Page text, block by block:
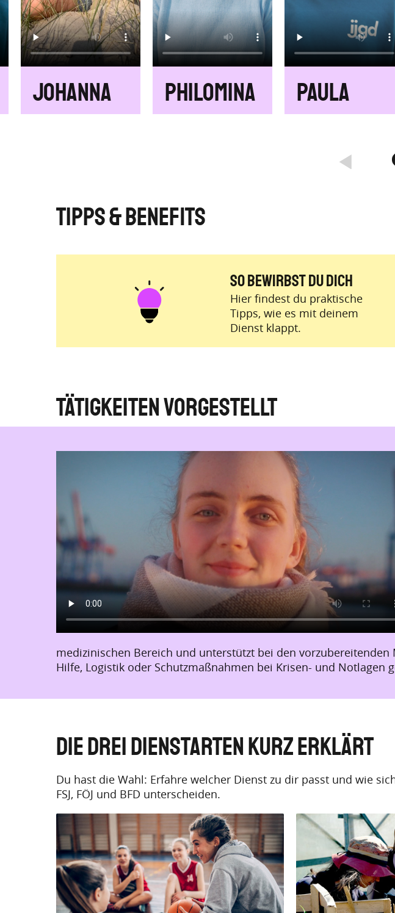
Johanna Philomina Paula
Tipps & Benefits
So Bewirbst du dich
Hier findest du praktische
Tipps, wie es mit deinem
Dienst klappt.
Tätigkeiten vorgestellt
medizinischen Bereich und unterstützt bei den
Hilfe, Logistik oder Schutzmaßnahmen bei Krisen- und Notlagen
Die drei Dienstarten kurz erklärt
Du hast die Wahl: Erfahre welcher Dienst zu dir passt und wie
FSJ, FÖJ und BFD unterscheiden.